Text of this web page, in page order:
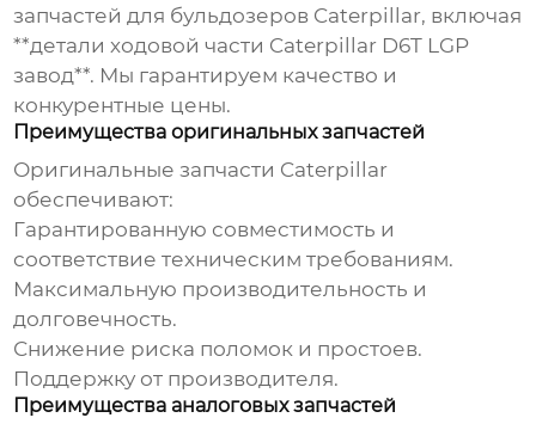
запчастей для бульдозеров Caterpillar, включая
**детали ходовой части Caterpillar D6T LGP
завод**. Мы гарантируем качество и
конкурентные цены.
Преимущества оригинальных запчастей
Оригинальные запчасти Caterpillar
обеспечивают:
Гарантированную совместимость и
соответствие техническим требованиям.
Максимальную производительность и
долговечность.
Снижение риска поломок и простоев.
Поддержку от производителя.
Преимущества аналоговых запчастей